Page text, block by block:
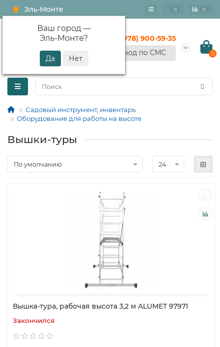
Эль-Монте
Ваш город —
Эль-Монте?
0 0
+7 (978) 900-59-35
Вход по СМС
0
Садовый инструмент, инвентарь
Оборудование для работы на высоте
Вышки-туры
Вышка-тура, рабочая высота 3,2 м ALUMET 97971
Закончился